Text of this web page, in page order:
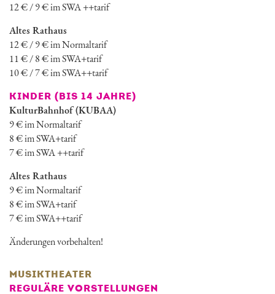
12 € / 9 € im SWA ++tarif
Altes Rathaus
12 € / 9 € im Normaltarif
11 € / 8 € im SWA+tarif
10 € / 7 € im SWA++tarif
KINDER (BIS 14 JAHRE)
KulturBahnhof (KUBAA)
9 € im Normaltarif
8 € im SWA+tarif
7 € im SWA ++tarif
Altes Rathaus
9 € im Normaltarif
8 € im SWA+tarif
7 € im SWA++tarif
Änderungen vorbehalten!
MUSIKTHEATER
REGULÄRE VORSTELLUNGEN